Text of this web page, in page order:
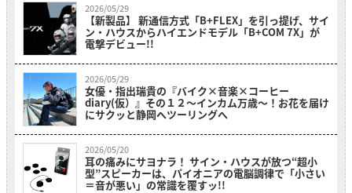
2026/05/29
【新製品】 新通信方式「B+FLEX」を引っ提げ、サイ
ン・ハウスからハイエンドモデル「B+COM 7X」が
電撃デビュー!!
2026/05/29
女優・指出瑞貴の『バイク×音楽×コーヒー
diary(仮）』その１２〜インカム万歳～！お花を届け
にサクッと静岡へツーリングへ
2026/05/20
耳の痛みにサヨナラ！ サイン・ハウスが放つ“超小
型”スピーカーは、パイオニアの電脳調律で「小さい
＝音が悪い」の常識を覆すッ!!